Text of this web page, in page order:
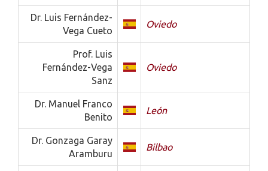
Dr. Luis Fernández-
Vega Cueto
Oviedo
Prof. Luis
Fernández-Vega
Sanz
Oviedo
Dr. Manuel Franco
Benito
León
Dr. Gonzaga Garay
Aramburu
Bilbao